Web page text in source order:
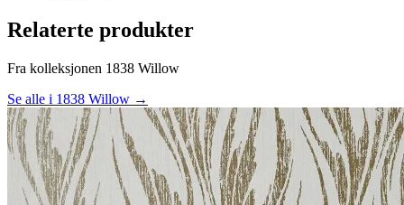
Relaterte produkter
Fra kolleksjonen 1838 Willow
Se alle i 1838 Willow →